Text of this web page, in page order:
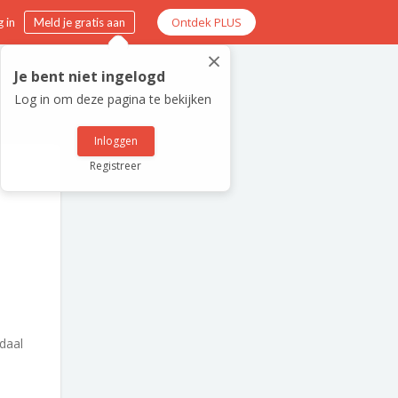
in Meld je gratis aan Ontdek PLUS
×
Je bent niet ingelogd
Log in om deze pagina te bekijken
Inloggen
Registreer